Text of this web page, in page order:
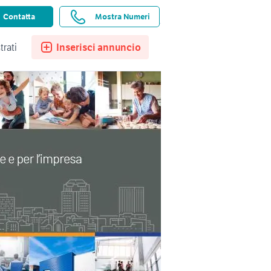
Ricerche salvate Preferiti
Inserisci annuncio
Contatta Mostra Numeri